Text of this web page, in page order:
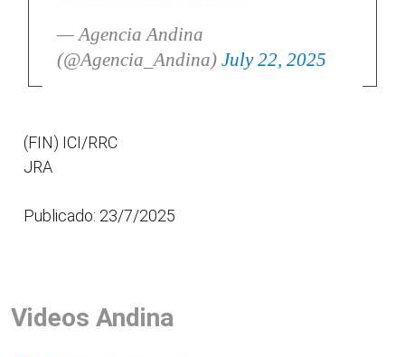
— Agencia Andina
(@Agencia_Andina) July 22, 2025
(FIN) ICI/RRC
JRA
Publicado: 23/7/2025
Videos Andina